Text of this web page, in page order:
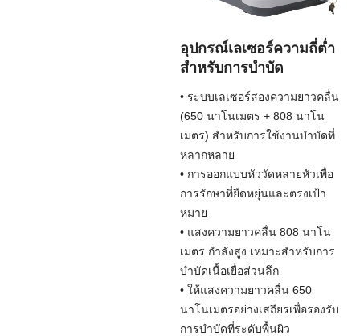
อุปกรณ์เลเซอร์ความถี่ต่ำ
สำหรับการบำบัด
• ระบบเลเซอร์สองความยาวคลื่น
(650 นาโนเมตร + 808 นาโน
เมตร) สำหรับการใช้งานบำบัดที่
หลากหลาย
• การออกแบบหัววัดหลายหัวเพื่อ
การรักษาที่ยืดหยุ่นและตรงเป้า
หมาย
• แสงความยาวคลื่น 808 นาโน
เมตร กำลังสูง เหมาะสำหรับการ
บำบัดเนื้อเยื่อส่วนลึก
• ให้แสงความยาวคลื่น 650
นาโนเมตรอย่างเสถียรเพื่อรองรับ
การบำบัดที่ระดับพื้นผิว